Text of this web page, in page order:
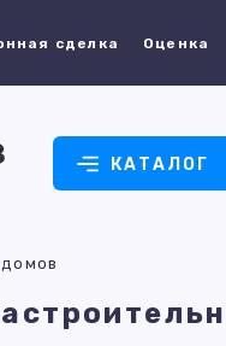
сделка Оценка
КАТАЛОГ